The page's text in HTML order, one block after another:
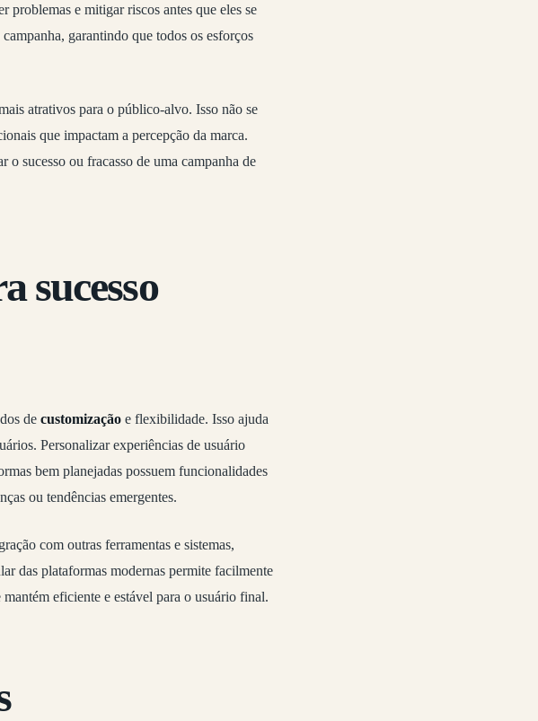
problemas e mitigar riscos antes que eles se
garantindo que todos os esforços
atrativos para o público-alvo. Isso não se
que impactam a percepção da marca.
sucesso ou fracasso de uma campanha de
sucesso
de customização e flexibilidade. Isso ajuda
Personalizar experiências de usuário
bem planejadas possuem funcionalidades
ou tendências emergentes.
com outras ferramentas e sistemas,
das plataformas modernas permite facilmente
eficiente e estável para o usuário final.